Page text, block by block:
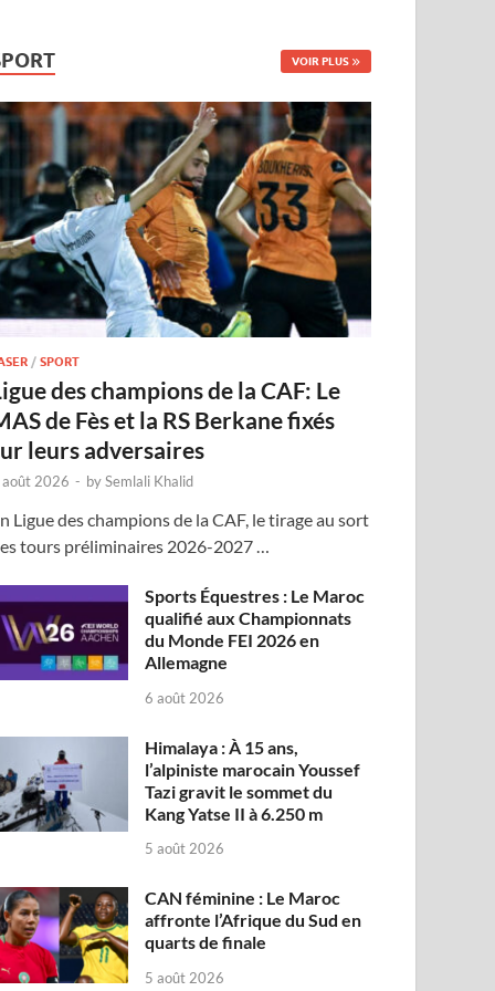
VOIR PLUS
/SPORT
des champions de la CAF: Le
de Fès et la RS Berkane fixés
leurs adversaires
2026 - bySemlali Khalid
Ligue des champions de la CAF, le tirage au sort
tours préliminaires 2026-2027 …
Sports Équestres : Le Maroc
qualifié aux Championnats
du Monde FEI 2026 en
Allemagne
6 août 2026
Himalaya : À 15 ans,
l’alpiniste marocain Youssef
Tazi gravit le sommet du
Kang Yatse II à 6.250 m
5 août 2026
CAN féminine : Le Maroc
affronte l’Afrique du Sud en
quarts de finale
5 août 2026